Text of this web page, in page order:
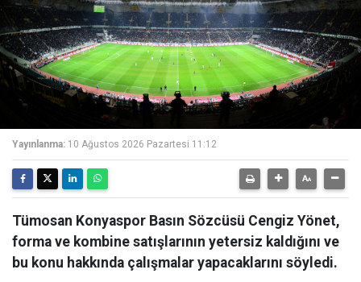
Yayınlanma: 10 Ağustos 2026 Pazartesi 11:12
Tümosan Konyaspor Basın Sözcüsü Cengiz Yönet,
forma ve kombine satışlarının yetersiz kaldığını ve
bu konu hakkında çalışmalar yapacaklarını söyledi.